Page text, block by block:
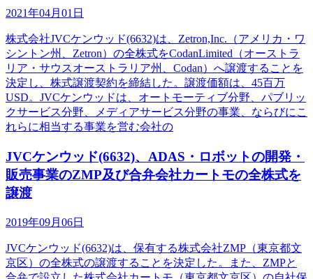
2021年04月01日
株式会社JVCケンウッド(6632)は、Zetron,Inc.（アメリカ・ワ
シントン州、Zetron）の全株式をCodanLimited（オーストラ
リア・サウスオーストラリア州、Codan）へ譲渡することを
決定し、株式譲渡契約を締結した。譲渡価額は、45百万
USD。JVCケンウッドは、オートモーティブ分野、パブリッ
クサービス分野、メディアサービス分野の事業、ならびにこ
れらに相当する事業を営む会社の
JVCケンウッド(6632)、ADAS・ロボットの開発・
販売事業のZMP及び合弁会社カートモの全株式を
譲渡
2019年09月06日
JVCケンウッド(6632)は、保有する株式会社ZMP（東京都文
京区）の全株式の譲渡することを決定した。また、ZMPと